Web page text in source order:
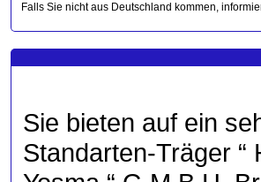
Falls Sie nicht aus Deutschland kommen,
Sie bieten auf ein
Standarten-Träger “